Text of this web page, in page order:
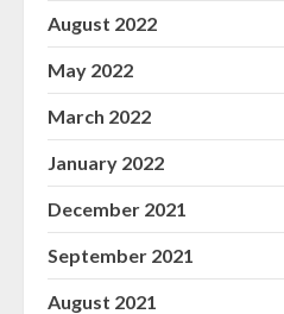
August 2022
May 2022
March 2022
January 2022
December 2021
September 2021
August 2021